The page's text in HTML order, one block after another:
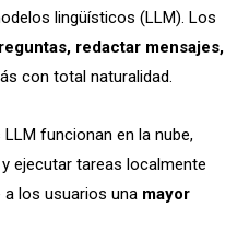
lingüísticos (LLM). Los
redactar mensajes,
con total naturalidad.
funcionan en la nube,
ejecutar tareas localmente
los usuarios una mayor